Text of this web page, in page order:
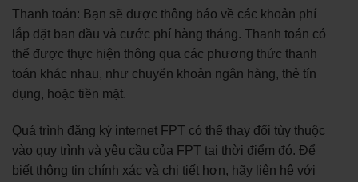
Thanh toán: Bạn sẽ được thông báo về các khoản phí
lắp đặt ban đầu và cước phí hàng tháng. Thanh toán có
thể được thực hiện thông qua các phương thức thanh
toán khác nhau, như chuyển khoản ngân hàng, thẻ tín
dụng, hoặc tiền mặt.
Quá trình đăng ký internet FPT có thể thay đổi tùy thuộc
vào quy trình và yêu cầu của FPT tại thời điểm đó. Để
biết thông tin chính xác và chi tiết hơn, hãy liên hệ với